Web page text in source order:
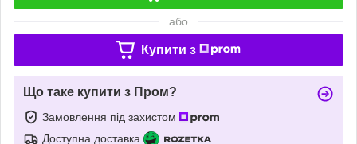
або
Купити з
Що таке купити з Пром?
Замовлення під захистом
Доступна доставка